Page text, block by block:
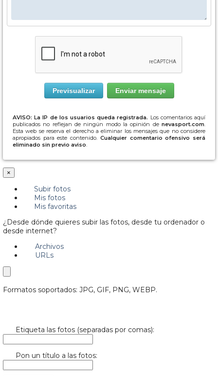
AVISO: La IP de los usuarios queda registrada. Los comentarios aquí
publicados no reflejan de ningún modo la opinión de nevasport.com
Esta web se reserva el derecho a eliminar los mensajes que no considere
apropiados para este contenido. Cualquier comentario ofensivo será
eliminado sin previo aviso
×
Subir fotos
Mis fotos
Mis favoritas
¿Desde dónde quieres subir las fotos, desde tu ordenador o
desde internet?
Archivos
URLs
Formatos soportados: JPG, GIF, PNG, WEBP.
Etiqueta las fotos (separadas por comas):
Pon un título a las fotos: